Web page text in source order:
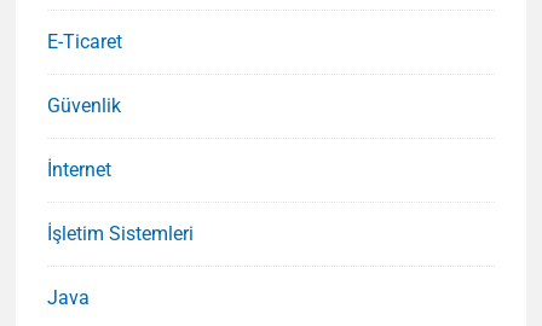
E-Ticaret
Güvenlik
İnternet
İşletim Sistemleri
Java